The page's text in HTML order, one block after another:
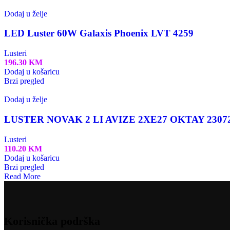
Dodaj u želje
LED Luster 60W Galaxis Phoenix LVT 4259
Lusteri
196.30 KM
Dodaj u košaricu
Brzi pregled
Dodaj u želje
LUSTER NOVAK 2 LI AVIZE 2XE27 OKTAY
Lusteri
110.20 KM
Dodaj u košaricu
Brzi pregled
Read More